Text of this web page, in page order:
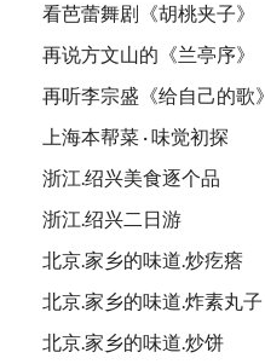
看芭蕾舞剧《胡桃夹子》
再说方文山的《兰亭序》
再听李宗盛《给自己的歌》
上海本帮菜 · 味觉初探
浙江.绍兴美食逐个品
浙江.绍兴二日游
北京.家乡的味道.炒疙瘩
北京.家乡的味道.炸素丸子
北京.家乡的味道.炒饼